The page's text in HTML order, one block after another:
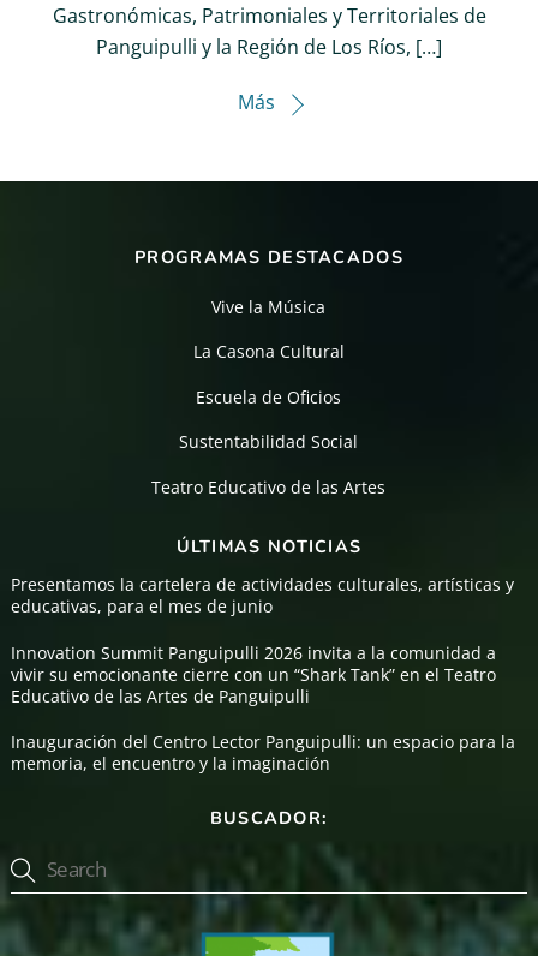
Gastronómicas, Patrimoniales y Territoriales de
Panguipulli y la Región de Los Ríos, […]
Más
PROGRAMAS DESTACADOS
Vive la Música
La Casona Cultural
Escuela de Oficios
Sustentabilidad Social
Teatro Educativo de las Artes
ÚLTIMAS NOTICIAS
Presentamos la cartelera de actividades culturales, artísticas y
educativas, para el mes de junio
Innovation Summit Panguipulli 2026 invita a la comunidad a
vivir su emocionante cierre con un “Shark Tank” en el Teatro
Educativo de las Artes de Panguipulli
Inauguración del Centro Lector Panguipulli: un espacio para la
memoria, el encuentro y la imaginación
BUSCADOR: